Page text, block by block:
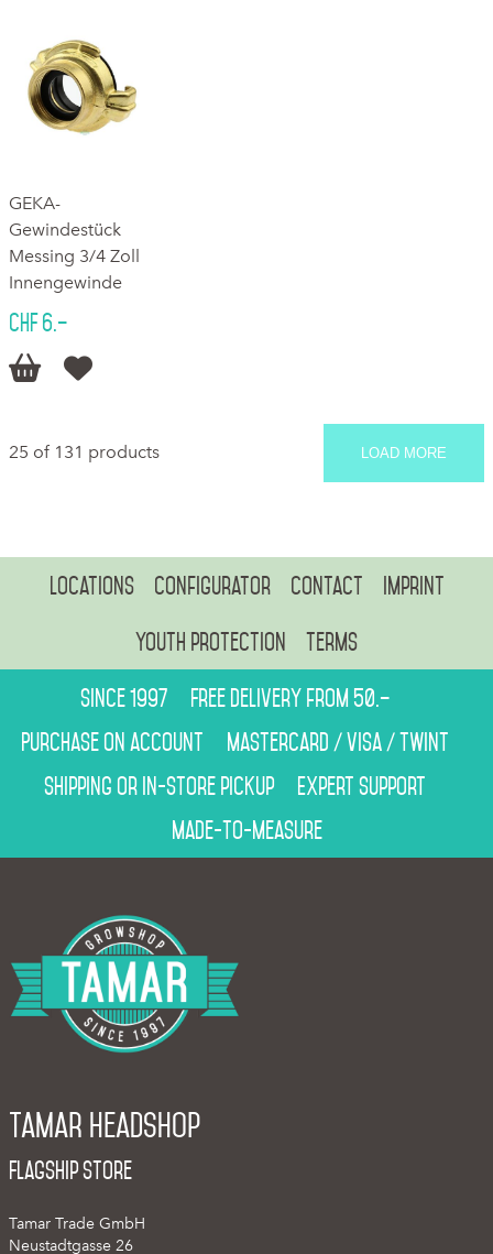
GEKA-
Gewindestück
Messing 3/4 Zoll
Innengewinde
CHF 6.–
 
25 of 131 products LOAD MORE
Locations Configurator Contact Imprint
Youth protection Terms
Since 1997
Free delivery from 50.–
Purchase on account
Mastercard / Visa / Twint
Shipping or in-store pickup
Expert support
Made-to-measure
Tamar Headshop
Flagship Store
Tamar Trade GmbH
Neustadtgasse 26